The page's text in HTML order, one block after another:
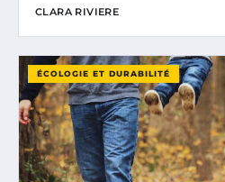
CLARA RIVIERE
ÉCOLOGIE ET DURABILITÉ